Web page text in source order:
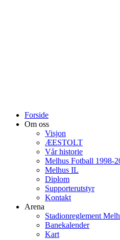
Forside
Om oss
Visjon
ÆESTOLT
Vår historie
Melhus Fotball 1998-
Melhus IL
Diplom
Supporterutstyr
Kontakt
Arena
Stadionreglement
Banekalender
Kart